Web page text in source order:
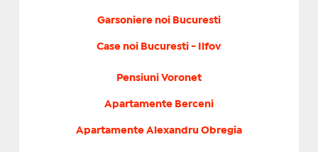
Garsoniere noi Bucuresti
Case noi Bucuresti - Ilfov
Pensiuni Voronet
Apartamente Berceni
Apartamente Alexandru Obregia